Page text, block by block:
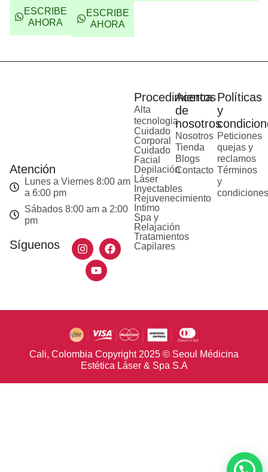
ESCRIBE
AHORA
ESCRIBE
AHORA
Atención
Lunes a Viernes 8:00 am
a 6:00 pm
Sábados 8:00 am a 2:00
pm
Síguenos
Procedimientos
Alta
tecnologia
Cuidado
Corporal
Cuidado
Facial
Depilación
Láser
Inyectables
Rejuvenecimiento
Intimo
Spa y
Relajación
Tratamientos
Capilares
Acerca
de
nosotros
Nosotros
Tienda
Blogs
Contacto
Políticas
y
Peticiones
quejas y
reclamos
Términos
y
condiciones
Cali, Colombia Copyright 2025 © Seoul Médicina
Estética Láser & Spa S.A